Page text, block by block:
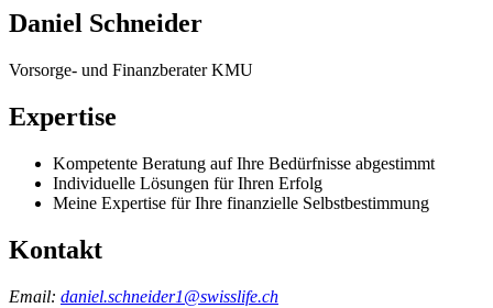
Daniel Schneider
Vorsorge- und Finanzberater KMU
Expertise
Kompetente Beratung auf Ihre Bedürfnisse abgestimmt
Individuelle Lösungen für Ihren Erfolg
Meine Expertise für Ihre finanzielle Selbstbestimmung
Kontakt
Email: daniel.schneider1@swisslife.ch